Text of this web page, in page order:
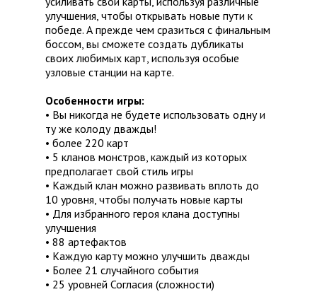
улучшения, чтобы открывать новые пути к
победе. А прежде чем сразиться с финальным
боссом, вы сможете создать дубликаты
своих любимых карт, используя особые
узловые станции на карте.
Особенности игры:
• Вы никогда не будете использовать одну и
ту же колоду дважды!
• более 220 карт
• 5 кланов монстров, каждый из которых
предполагает свой стиль игры
• Каждый клан можно развивать вплоть до
10 уровня, чтобы получать новые карты
• Для избранного героя клана доступны
улучшения
• 88 артефактов
• Каждую карту можно улучшить дважды
• Более 21 случайного события
• 25 уровней Согласия (сложности)